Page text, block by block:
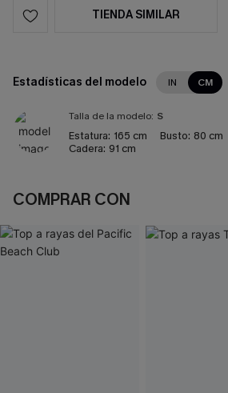
TIENDA SIMILAR
Estadísticas del modelo IN CM
Talla de la modelo: S
Estatura: 165 cm Busto: 80 cm
Cadera: 91 cm
COMPRAR CON